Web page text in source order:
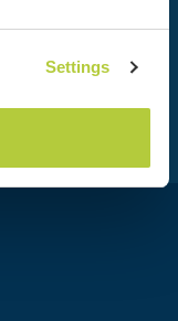
Settings